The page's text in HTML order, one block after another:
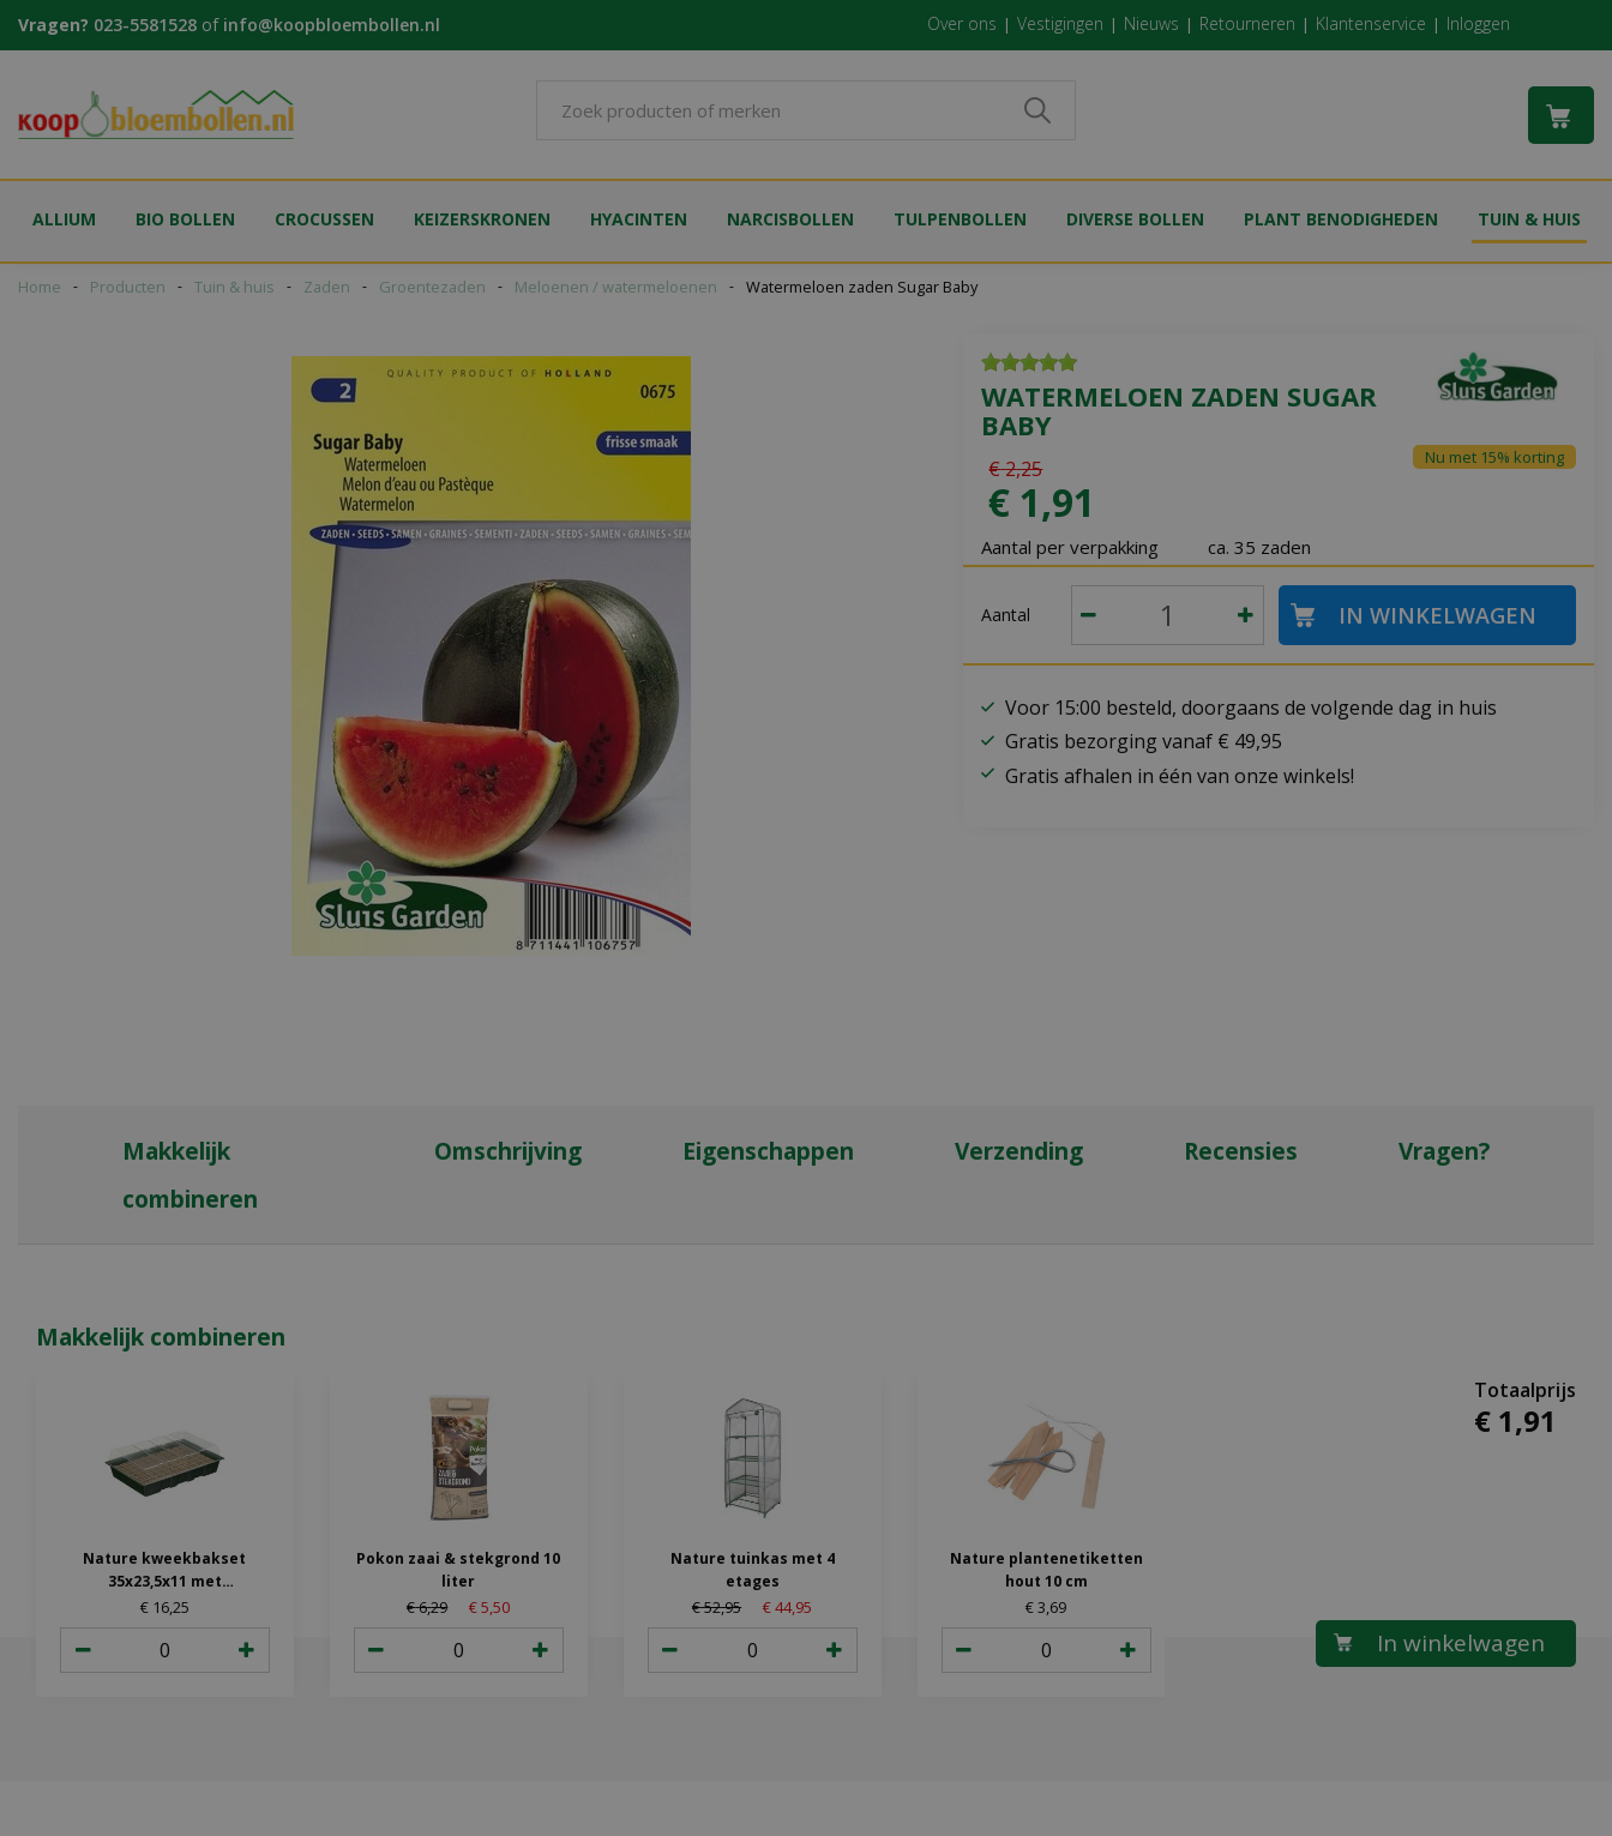
naar
Home Producten Tuin & huis Zaden Groentezaden Meloenen / watermeloenen Watermeloen zaden Sugar Baby
Vragen? 023-5581528 of info@koopbloembollen.nl Over ons Vestigingen Nieuws Retourneren Klantenservice Inloggen
ALLIUM BIO BOLLEN CROCUSSEN KEIZERSKRONEN HYACINTEN NARCISBOLLEN TULPENBOLLEN DIVERSE BOLLEN PLANT BENODIGHEDEN TUIN & HUIS
WATERMELOEN ZADEN SUGAR
BABY
€2,25
€ 1,91
Nu met 15% korting
Aantal per verpakking ca. 35 zaden
Aantal
Voor 15:00 besteld, doorgaans de volgende dag in huis
Gratis bezorging vanaf € 49,95
Gratis afhalen in één van onze winkels!
Makkelijk
combineren
Omschrijving Eigenschappen Verzending Recensies Vragen?
Makkelijk combineren
Nature kweekbakset
35x23,5x11 met
groeimedium
€ 16,25
Pokon zaai & stekgrond 10
liter
€6,29 €5,50
Nature tuinkas met 4
etages
€52,95 €44,95
Nature plantenetiketten
hout 10 cm
€3,69
€ 1,91